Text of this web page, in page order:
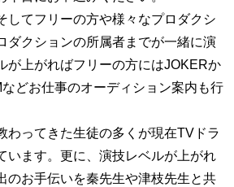
してフリーの方や様々なプロダクシ
ダクションの所属者までが一緒に演
が上がればフリーの方にはJOKERか
どお仕事のオーディション案内も行
わってきた生徒の多くが現在TVドラ
います。更に、演技レベルが上がれ
のお手伝いを秦先生や津枝先生と共